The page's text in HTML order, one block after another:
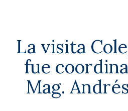
La visita
fue
Mag.